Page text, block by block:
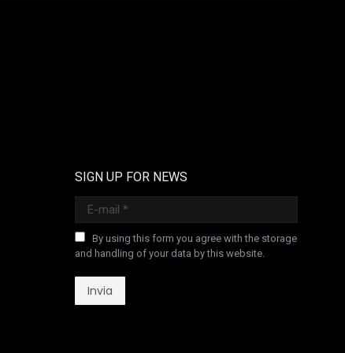
SIGN UP FOR NEWS
E-mail *
By using this form you agree with the storage
and handling of your data by this website.
Invia